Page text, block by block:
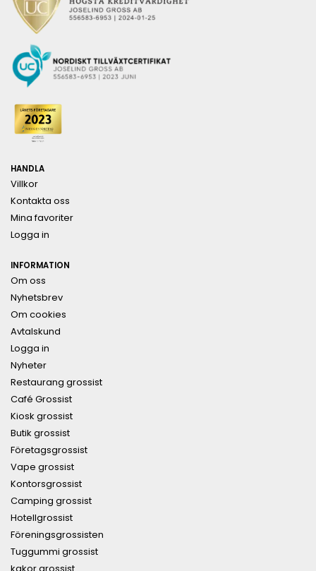
HANDLA
Villkor
Kontakta oss
Mina favoriter
Logga in
INFORMATION
Om oss
Nyhetsbrev
Om cookies
Avtalskund
Logga in
Nyheter
Restaurang grossist
Café Grossist
Kiosk grossist
Butik grossist
Företagsgrossist
Vape grossist
Kontorsgrossist
Camping grossist
Hotellgrossist
Föreningsgrossisten
Tuggummi grossist